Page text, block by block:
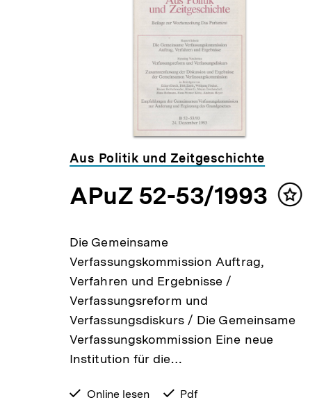
Aus Politik und Zeitgeschichte
APuZ 52-53/1993
Inhalt
Die Gemeinsame
Verfassungskommission Auftrag,
Verfahren und Ergebnisse /
Verfassungsreform und
Verfassungsdiskurs / Die Gemeinsame
Verfassungskommission Eine neue
Institution für die…
verfügbar
Online lesen
verfügbar
Pdf